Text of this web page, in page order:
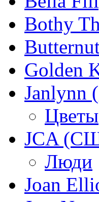
Bothy
Golden
Цветы
JCA
Люди
Joan